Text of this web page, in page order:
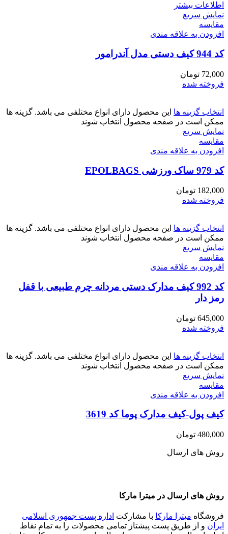
اطلاعات بیشتر
نمایش سریع
مقايسه
افزودن به علاقه مندی
کد 944 کیف دستی مدل آندرامور
72,000 تومان
فروخته شده
انتخاب گزینه ها این محصول دارای انواع مختلفی می باشد. گزینه ها
ممکن است در صفحه محصول انتخاب شوند
نمایش سریع
مقايسه
افزودن به علاقه مندی
کد 979 ساک ورزشی EPOLBAGS
182,000 تومان
فروخته شده
انتخاب گزینه ها این محصول دارای انواع مختلفی می باشد. گزینه ها
ممکن است در صفحه محصول انتخاب شوند
نمایش سریع
مقايسه
افزودن به علاقه مندی
کد 992 کیف مدارک دستی مردانه چرم طبیعی با قفل
رمز دار
645,000 تومان
فروخته شده
انتخاب گزینه ها این محصول دارای انواع مختلفی می باشد. گزینه ها
ممکن است در صفحه محصول انتخاب شوند
نمایش سریع
مقايسه
افزودن به علاقه مندی
کیف پول-کیف مدارک پوما کد 3619
480,000 تومان
روش های ارسال
روش های ارسال در میترا مارکا
فروشگاه میترا مارکا با مشارکت اداره پست جمهوری اسلامی
ایران و از طریق پست پیشتاز تمامی محصولات را به تمام نقاط